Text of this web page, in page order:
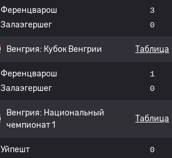
Ференцварош
Залаэгершег
3
0
Венгрия: Кубок Венгрии Таблица
Ференцварош
Залаэгершег
1
0
Венгрия: Национальный
чемпионат 1
Таблица
Уйпешт
0